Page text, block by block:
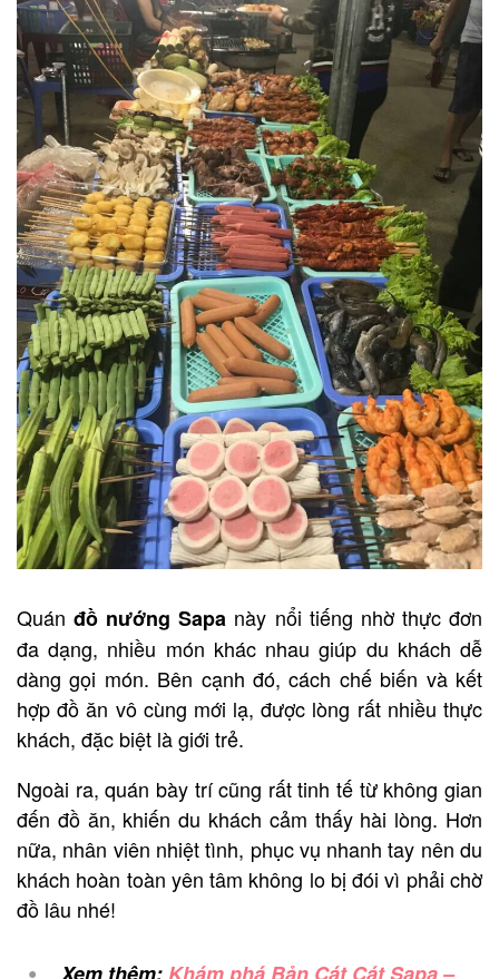
Quánđồ nướng Sapa này nổi tiếng nhờ thực đơn
đa dạng, nhiều món khác nhau giúp du khách dễ
dàng gọi món. Bên cạnh đó, cách chế biến và kết
hợp đồ ăn vô cùng mới lạ, được lòng rất nhiều thực
khách, đặc biệt là giới trẻ.
Ngoài ra, quán bày trí cũng rất tinh tế từ không gian
đến đồ ăn, khiến du khách cảm thấy hài lòng. Hơn
nữa, nhân viên nhiệt tình, phục vụ nhanh tay nên du
khách hoàn toàn yên tâm không lo bị đói vì phải chờ
đồ lâu nhé!
Xem thêm: Khám phá Bản Cát Cát Sapa –